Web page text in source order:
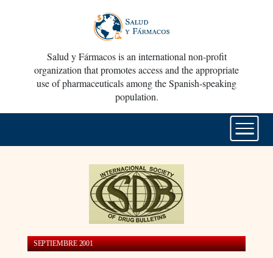
Salud y Fármacos is an international non-profit
organization that promotes access and the appropriate
use of pharmaceuticals among the Spanish-speaking
population.
SEPTIEMBRE 2001